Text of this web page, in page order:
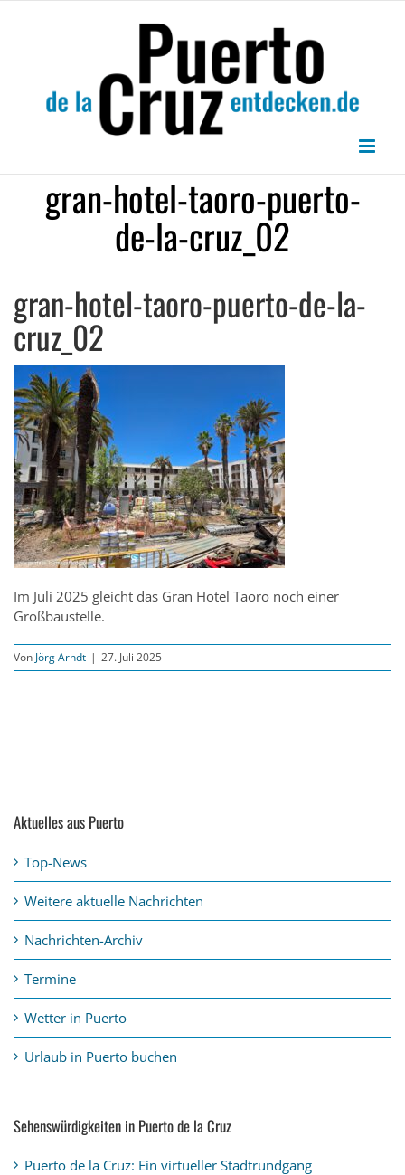
gran-hotel-taoro-puerto-
de-la-cruz_02
gran-hotel-taoro-puerto-de-la-
cruz_02
Im Juli 2025 gleicht das Gran Hotel Taoro noch einer
Großbaustelle.
Von Jörg Arndt | 27. Juli 2025
Aktuelles aus Puerto
Top-News
Weitere aktuelle Nachrichten
Nachrichten-Archiv
Termine
Wetter in Puerto
Urlaub in Puerto buchen
Sehenswürdigkeiten in Puerto de la Cruz
Puerto de la Cruz: Ein virtueller Stadtrundgang